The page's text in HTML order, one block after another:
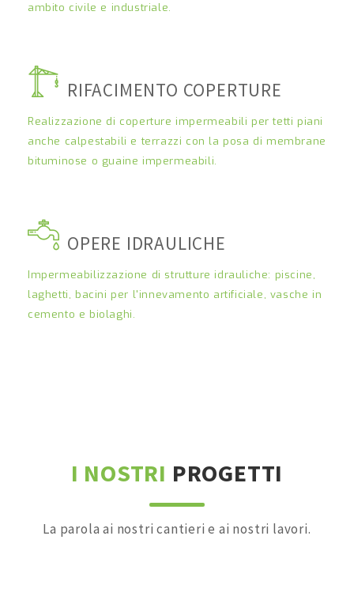
ambito civile e industriale.
RIFACIMENTO COPERTURE
Realizzazione di coperture impermeabili per tetti piani
anche calpestabili e terrazzi con la posa di membrane
bituminose o guaine impermeabili.
OPERE IDRAULICHE
Impermeabilizzazione di strutture idrauliche: piscine,
laghetti, bacini per l'innevamento artificiale, vasche in
cemento e biolaghi.
I NOSTRI PROGETTI
La parola ai nostri cantieri e ai nostri lavori.
Sistema bentonico